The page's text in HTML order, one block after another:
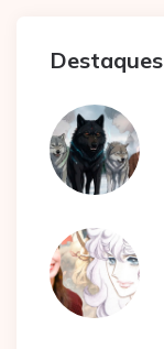
Destaques